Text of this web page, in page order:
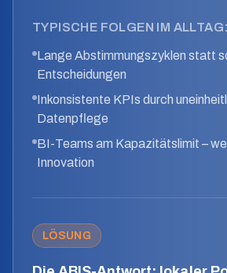
TYPISCHE FOLGEN IM ALLTAG:
Lange Abstimmungszyklen statt
Entscheidungen
Inkonsistente KPIs durch
Datenpflege
BI-Teams am Kapazitätslimit –
Innovation
LÖSUNG